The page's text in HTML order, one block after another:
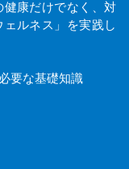
康だけでなく、対
ルネス」を実践し
要な基礎知識